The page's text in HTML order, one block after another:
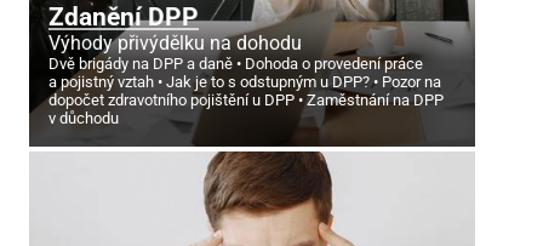
Zdanění DPP
Výhody přivýdělku na dohodu
Dvě brigády na DPP a daně
Dohoda o provedení práce
a pojistný vztah
Jak je to s odstupným u DPP?
Pozor na
dopočet zdravotního pojištění u DPP
Zaměstnání na DPP
v důchodu